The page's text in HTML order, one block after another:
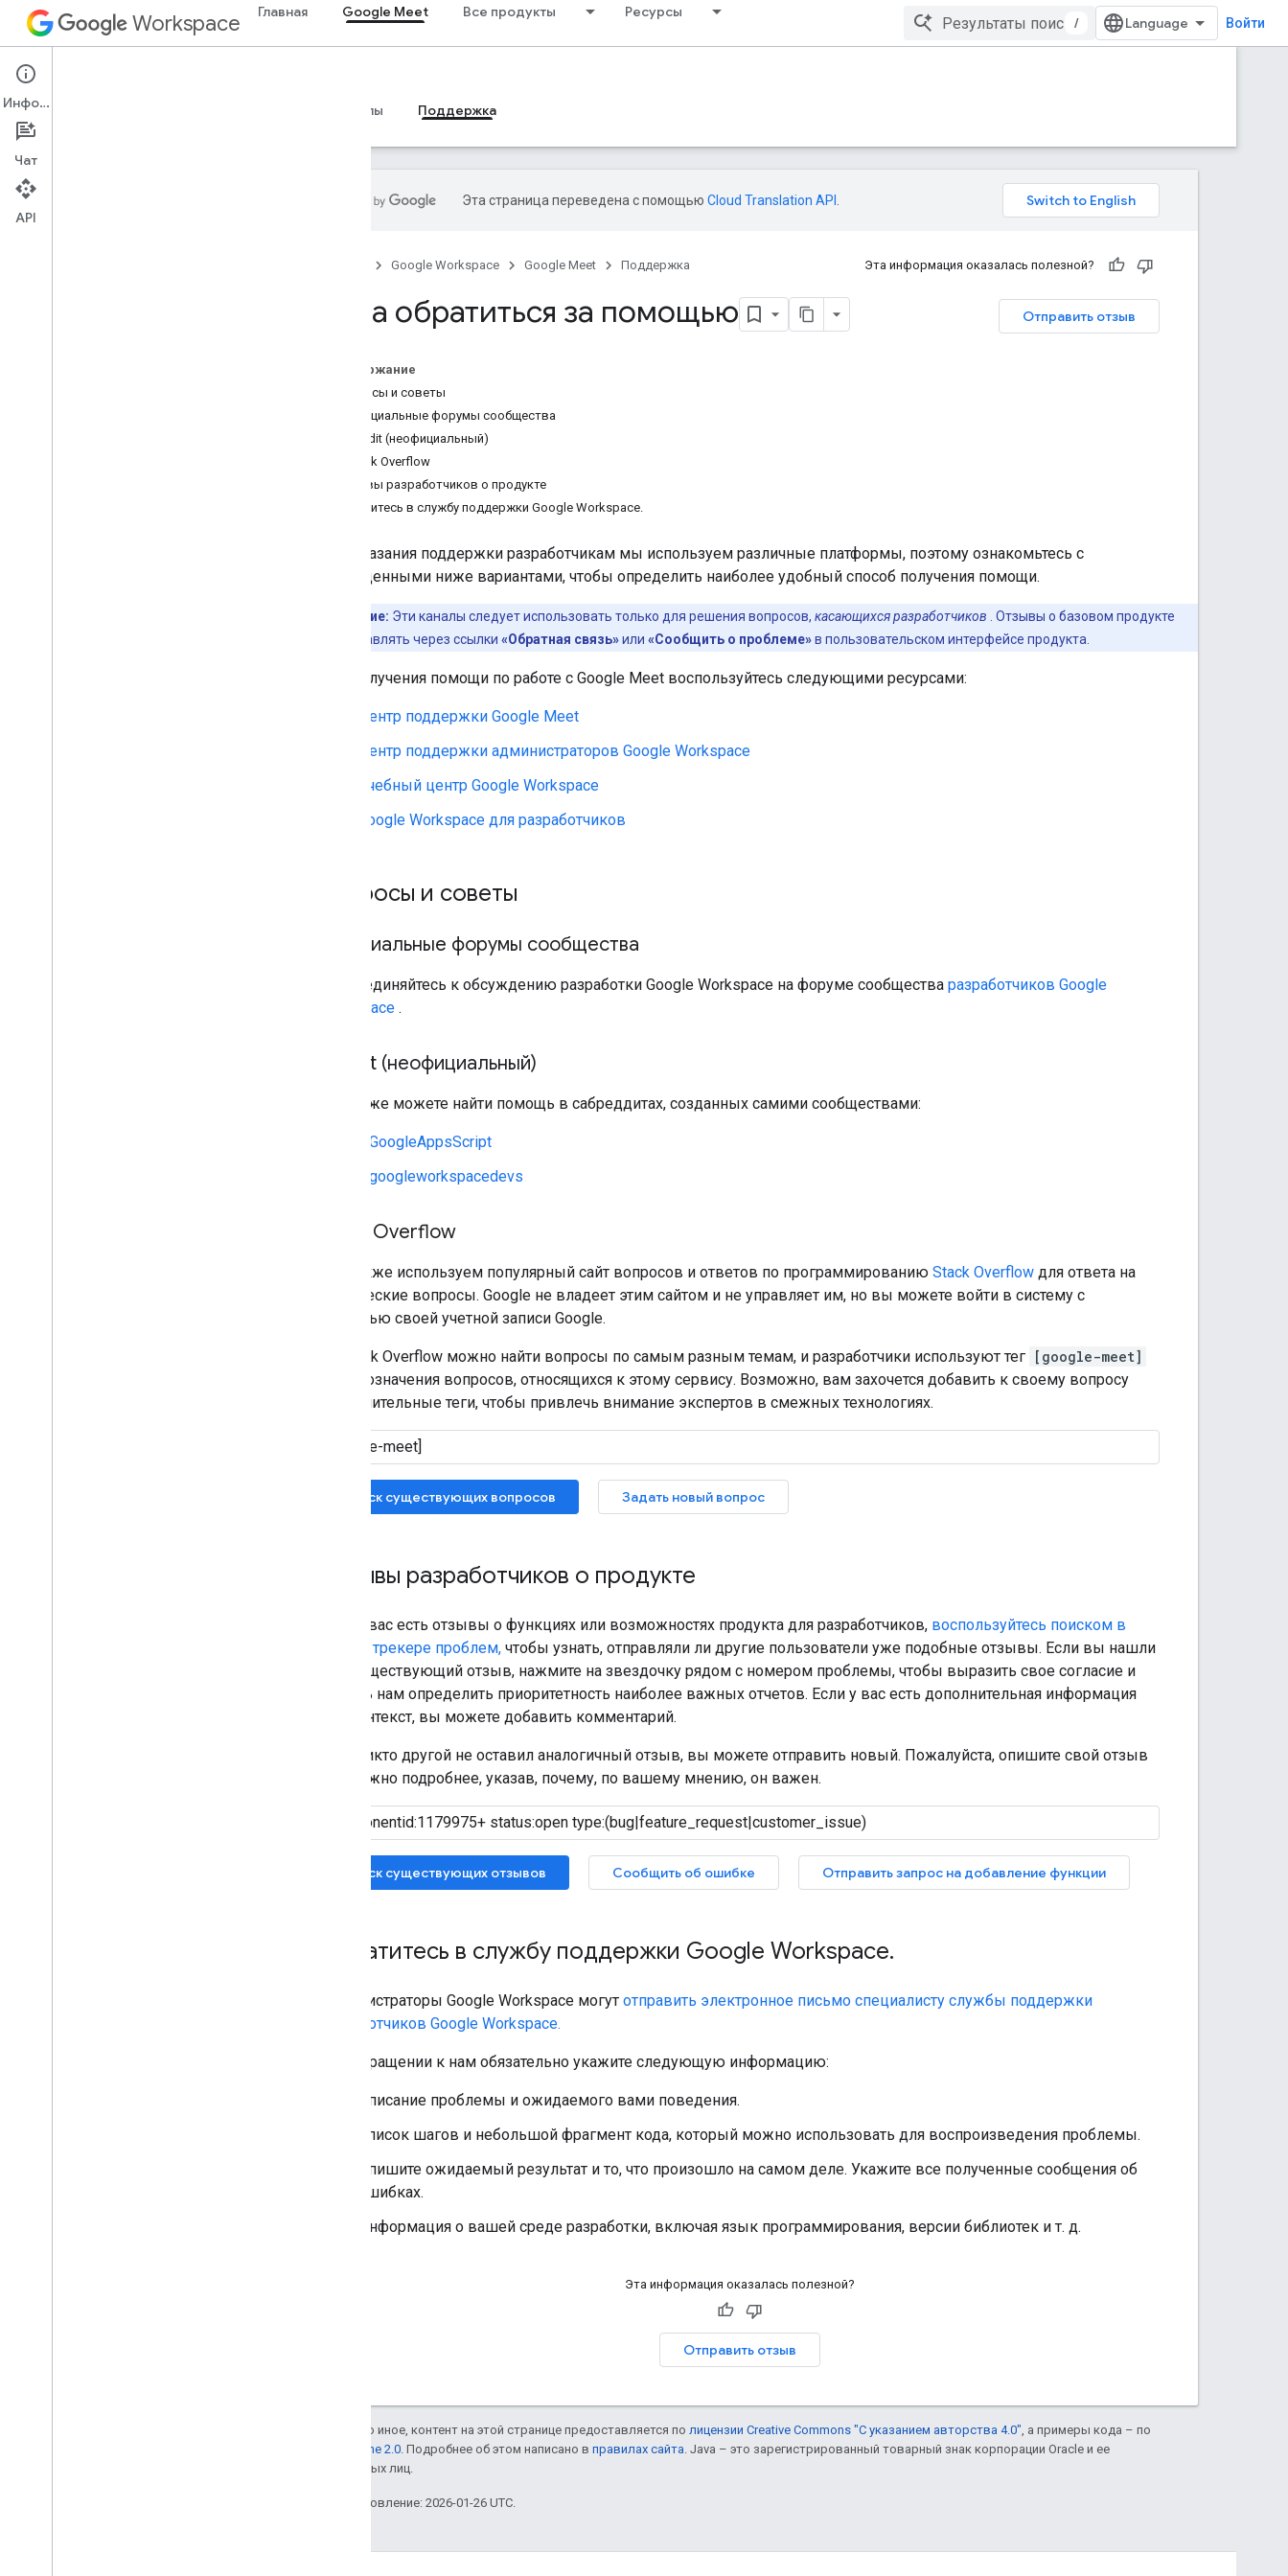
Workspace Главная Google Meet Все продукты Ресурсы
/ Войти
Google Meet
Обзор Справочные материалы Поддержка
Эта страница переведена с помощью Cloud Translation API
Google Workspace Google Meet Поддержка Эта информация оказалась полезной?
Отправить отзыв
Куда обратиться за помощью
Содержание
Вопросы и советы
Официальные форумы сообщества
Reddit (неофициальный)
Stack Overflow
Отзывы разработчиков о продукте
Обратитесь в службу поддержки Google Workspace.
Для оказания поддержки разработчикам мы используем различные платформы, поэтому ознакомьтесь с
приведенными ниже вариантами, чтобы определить наиболее удобный способ получения помощи.
Примечание: Эти каналы следует использовать только для решения вопросов, касающихся разработчиков . Отзывы о базовом продукте
следует отправлять через ссылки «Обратная связь»или «Сообщить о проблеме»в пользовательском интерфейсе продукта.
Для получения помощи по работе с Google Meet воспользуйтесь следующими ресурсами:
Центр поддержки Google Meet
Центр поддержки администраторов Google Workspace
Учебный центр Google Workspace
Google Workspace для разработчиков
Вопросы и советы
Официальные форумы сообщества
Присоединяйтесь к обсуждению разработки Google Workspace на форуме сообщества разработчиков Google
Workspace .
Reddit (неофициальный)
Вы также можете найти помощь в сабреддитах, созданных самими сообществами:
r/GoogleAppsScript
r/googleworkspacedevs
Stack Overflow
Мы также используем популярный сайт вопросов и ответов по программированию Stack Overflow для ответа на
технические вопросы. Google не владеет этим сайтом и не управляет им, но вы можете войти в систему с
помощью своей учетной записи Google.
На Stack Overflow можно найти вопросы по самым разным темам, и разработчики используют тег [google-meet]
для обозначения вопросов, относящихся к этому сервису. Возможно, вам захочется добавить к своему вопросу
дополнительные теги, чтобы привлечь внимание экспертов в смежных технологиях.
Поиск существующих вопросов Задать новый вопрос
Отзывы разработчиков о продукте
Если у вас есть отзывы о функциях или возможностях продукта для разработчиков, воспользуйтесь поиском в
нашем трекере проблем, чтобы узнать, отправляли ли другие пользователи уже подобные отзывы. Если вы нашли
уже существующий отзыв, нажмите на звездочку рядом с номером проблемы, чтобы выразить свое согласие и
помочь нам определить приоритетность наиболее важных отчетов. Если у вас есть дополнительная информация
или контекст, вы можете добавить комментарий.
Если никто другой не оставил аналогичный отзыв, вы можете отправить новый. Пожалуйста, опишите свой отзыв
как можно подробнее, указав, почему, по вашему мнению, он важен.
Поиск существующих отзывов Сообщить об ошибке Отправить запрос на добавление функции
Обратитесь в службу поддержки Google Workspace.
Администраторы Google Workspace могут отправить электронное письмо специалисту службы поддержки
разработчиков Google Workspace.
При обращении к нам обязательно укажите следующую информацию:
Описание проблемы и ожидаемого вами поведения.
Список шагов и небольшой фрагмент кода, который можно использовать для воспроизведения проблемы.
Опишите ожидаемый результат и то, что произошло на самом деле. Укажите все полученные сообщения об
ошибках.
Информация о вашей среде разработки, включая язык программирования, версии библиотек и т. д.
Эта информация оказалась полезной?
Отправить отзыв
Если не указано иное, контент на этой странице предоставляется по лицензии Creative Commons "С указанием авторства 4.0" , а примеры кода – по
лицензии Apache 2.0 . Подробнее об этом написано в правилах сайта . Java – это зарегистрированный товарный знак корпорации Oracle и ее
аффилированных лиц.
Последнее обновление: 2026-01-26 UTC.
Информация
Чат
API